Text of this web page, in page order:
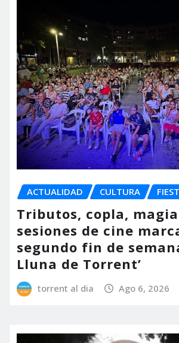
ACTUALIDAD CULTURA
Tributos, copla,
sesiones de cine
segundo fin de
Lluna de Torrent’
torrent al dia Ago 6, 2026